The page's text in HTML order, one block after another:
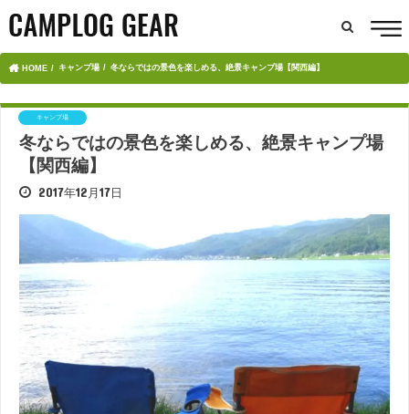
HOME キャンプ場 冬ならではの景色を楽しめる、絶景キャンプ場【関西編】
キャンプ場
冬ならではの景色を楽しめる、絶景キャンプ場
【関西編】
2017年12月17日